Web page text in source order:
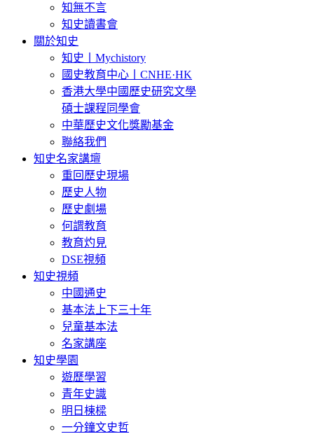
知無不言
知史讀書會
關於知史
知史丨Mychistory
國史教育中心丨CNHE·HK
香港大學中國歷史研究文學
碩士課程同學會
中華歷史文化獎勵基金
聯絡我們
知史名家講壇
重回歷史現場
歷史人物
歷史劇場
何謂教育
教育灼見
DSE視頻
知史視頻
中國通史
基本法上下三十年
兒童基本法
名家講座
知史學園
遊歷學習
青年史識
明日棟樑
一分鐘文史哲